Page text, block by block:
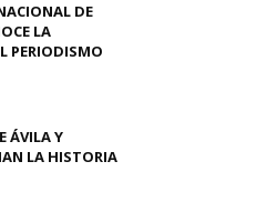
DE
LA
PERIODISMO
ÁVILA Y
LA HISTORIA